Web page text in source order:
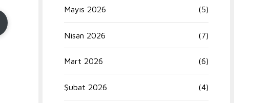
Mayıs 2026 (5)
Nisan 2026 (7)
Mart 2026 (6)
Şubat 2026 (4)